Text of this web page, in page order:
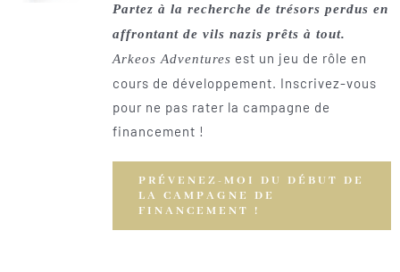
Partez à la recherche de trésors perdus en
affrontant de vils nazis prêts à tout.
Arkeos Adventures est un jeu de rôle en
cours de développement. Inscrivez-vous
pour ne pas rater la campagne de
financement !
PRÉVENEZ-MOI DU DÉBUT DE
LA CAMPAGNE DE
FINANCEMENT !